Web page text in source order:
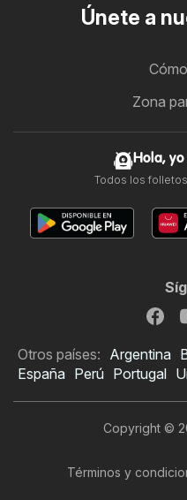
Únete a
Zona
Hola,
Todos los
Otros países: Argentina
España Perú Portugal
Copyright ©
Términos y